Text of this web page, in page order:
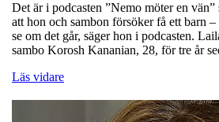
Det är i podcasten ”Nemo möter en
att hon och sambon försöker få ett barn
se om det går, säger hon i podcasten.
sambo Korosh Kananian, 28, för tre år
Läs vidare